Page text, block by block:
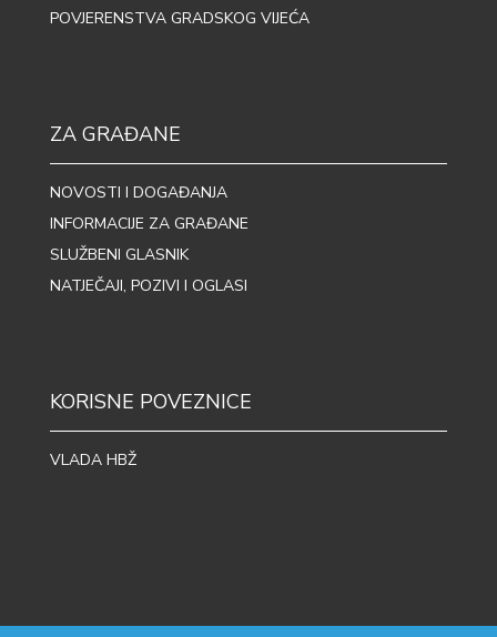
POVJERENSTVA GRADSKOG VIJEĆA
ZA GRAĐANE
NOVOSTI I DOGAĐANJA
INFORMACIJE ZA GRAĐANE
SLUŽBENI GLASNIK
NATJEČAJI, POZIVI I OGLASI
KORISNE POVEZNICE
VLADA HBŽ